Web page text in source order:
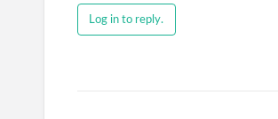
Log in to reply.